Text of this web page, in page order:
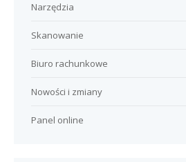
Narzędzia
Skanowanie
Biuro rachunkowe
Nowości i zmiany
Panel online